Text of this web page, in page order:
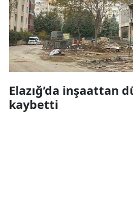
Elazığ’da inşaattan
kaybetti